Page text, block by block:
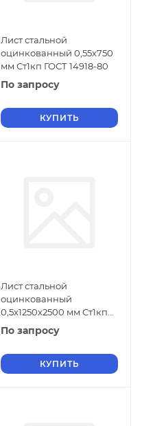
Лист стальной
оцинкованный 0,55х750
мм Ст1кп ГОСТ 14918-80
По запросу
КУПИТЬ
Лист стальной
оцинкованный
0,5х1250х2500 мм Ст1кп
ГОСТ 14918-80
По запросу
КУПИТЬ